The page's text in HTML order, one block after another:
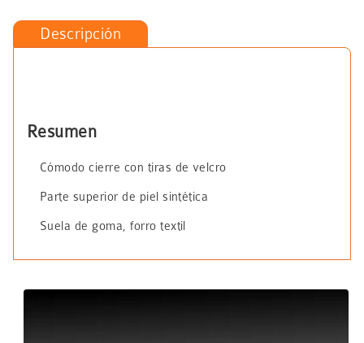
Descripción
Resumen
Cómodo cierre con tiras de velcro
Parte superior de piel sintética
Suela de goma, forro textil